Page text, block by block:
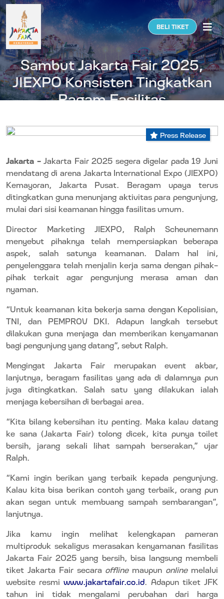
BELI TIKET
Sambut Jakarta Fair 2025,
JIEXPO Konsisten Tingkatkan
Ragam Fasilitas
Press Release
Jakarta – Jakarta Fair 2025 segera digelar pada 19 Juni
mendatang di arena Jakarta International Expo (JIEXPO)
Kemayoran, Jakarta Pusat. Beragam upaya terus
ditingkatkan guna menunjang aktivitas para pengunjung,
mulai dari sisi keamanan hingga fasilitas umum.
Director Marketing JIEXPO, Ralph Scheunemann
menyebut pihaknya telah mempersiapkan beberapa
aspek, salah satunya keamanan. Dalam hal ini,
penyelenggara telah menjalin kerja sama dengan pihak-
pihak terkait agar pengunjung merasa aman dan
nyaman.
“Untuk keamanan kita bekerja sama dengan Kepolisian,
TNI, dan PEMPROV DKI. Adapun langkah tersebut
dilakukan guna menjaga dan memberikan kenyamanan
bagi pengunjung yang datang”, sebut Ralph.
Mengingat Jakarta Fair merupakan event akbar,
lanjutnya, beragam fasilitas yang ada di dalamnya pun
juga ditingkatkan. Salah satu yang dilakukan ialah
menjaga kebersihan di berbagai area.
“Kita bilang kebersihan itu penting. Maka kalau datang
ke sana (Jakarta Fair) tolong dicek, kita punya toilet
bersih, jarang sekali lihat sampah berserakan,” ujar
Ralph.
“Kami ingin berikan yang terbaik kepada pengunjung.
Kalau kita bisa berikan contoh yang terbaik, orang pun
akan segan untuk membuang sampah sembarangan”,
lanjutnya.
Jika kamu ingin melihat kelengkapan pameran
multiproduk sekaligus merasakan kenyamanan fasilitas
Jakarta Fair 2025 yang bersih, bisa langsung membeli
tiket Jakarta Fair secara offline maupun onlinemelalui
website resmiwww.jakartafair.co.id . Adapun tiket JFK
tahun ini tidak mengalami perubahan dari harga